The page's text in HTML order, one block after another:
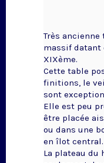
Très
massif datant
XIXème.
Cette table
finitions, le
sont
Elle est peu
être placée
ou dans une
en îlot central.
La plateau du